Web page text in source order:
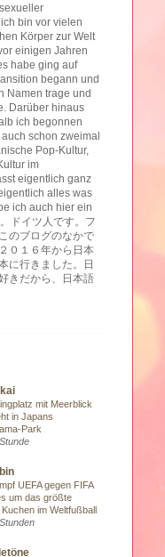
bin vor vielen
Körper zur Welt
einigen Jahren
habe ging auf
begann und
Namen trage und
Darüber hinaus
ich begonnen
schon zweimal
Pop-Kultur,
im
eigentlich ganz
alles was
ich auch hier ein
ドイツ人です。フ
のブログのなかで
０１６年から日本
に行きました。日
きだから、日本語
mit Meerblick
in Japans
Park
UEFA gegen FIFA
um das größte
im Weltfußball